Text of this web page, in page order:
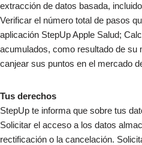
extracción de datos basada,
Verificar el número total de pasos
aplicación StepUp Apple Salud;
acumulados, como resultado de
canjear sus puntos en el mercado
Tus derechos
StepUp te informa que sobre tus
Solicitar el acceso a los datos
rectificación o la cancelación.